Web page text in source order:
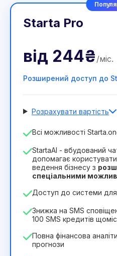
Starta Pro
від 244₴ /міс.
Розширений доступ до
Розрахувати вартість
Кількість співробітників
Тривалість ліцензії
12 Months (знижка -25%)
349₴ 244₴ /місяць
Всі можливості
StartaAI - вбудований
допомагає
ведення бізнесу з
спеціальними
Доступ до системи для
Знижка на SMS
100 SMS кредитів
Повна фінансова
прогнози